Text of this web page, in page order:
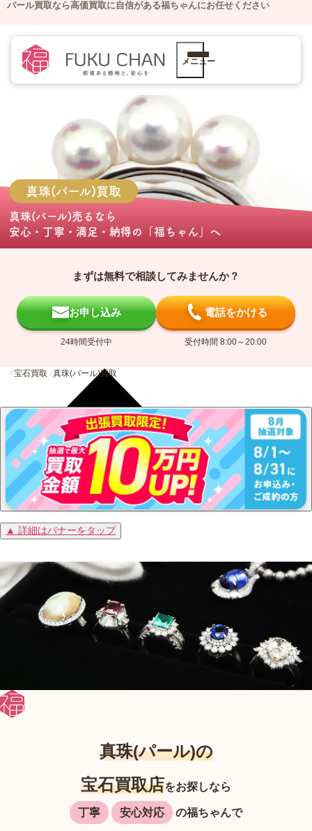
パール買取なら高価買取に自信がある福ちゃんにお任せください
メニュー
真珠(パール)買取
真珠(パール)売る なら
安心・丁寧・満足・納得の
「福ちゃん」 へ
まずは無料で相談してみませんか？
お申し込み
24時間受付中
電話をかける
受付時間 8:00～20:00
宝石買取 真珠(パール)買取
▲ 詳細はバナーをタップ
真珠(パール)の
宝石買取店をお探しなら
丁寧 安心対応 の福ちゃんで